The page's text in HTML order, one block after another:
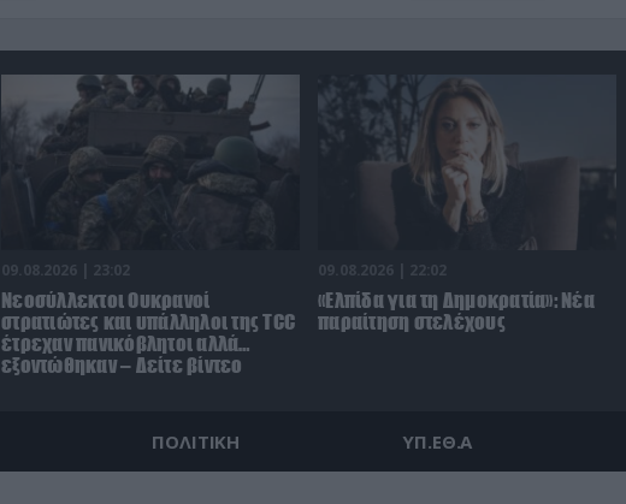
09.08.2026 | 23:02
Νεοσύλλεκτοι Ουκρανοί
στρατιώτες και υπάλληλοι της TCC
έτρεχαν πανικόβλητοι αλλά…
εξοντώθηκαν – Δείτε βίντεο
09.08.2026 | 22:02
«Ελπίδα για τη Δημοκρατία»: Νέα
παραίτηση στελέχους
ΠΟΛΙΤΙΚΗ ΥΠ.ΕΘ.Α